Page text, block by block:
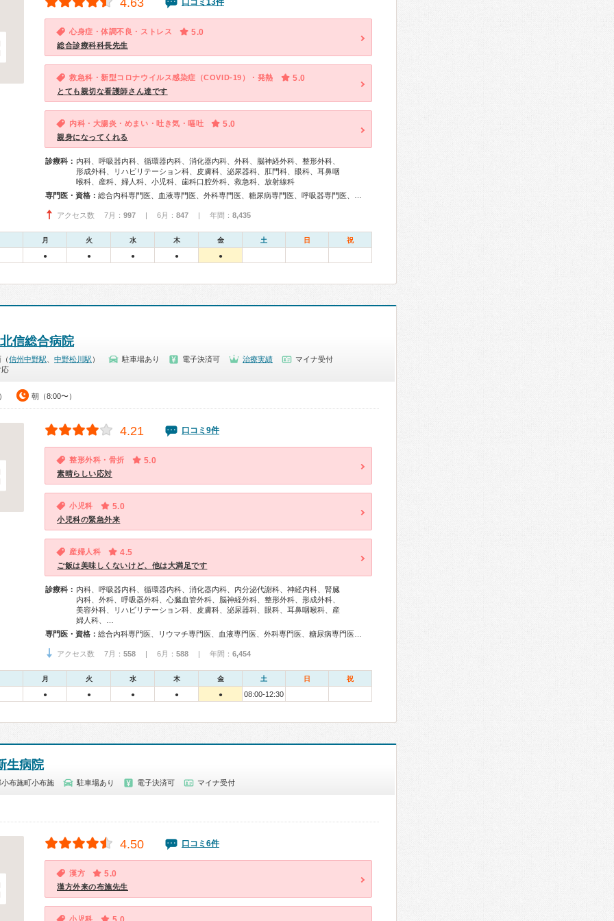
4.63 口コミ13件
心身症・体調不良・ストレス 5.0
総合診療科科長先生
救急科・新型コロナウイルス感染症（COVID-19）・発熱 5.0
とても親切な看護師さん達です
内科・大腸炎・めまい・吐き気・嘔吐 5.0
親身になってくれる
診療科： 内科、呼吸器内科、循環器内科、消化器内科、外科、脳神経外科、整形外科、
形成外科、リハビリテーション科、皮膚科、泌尿器科、肛門科、眼科、耳鼻咽
喉科、産科、婦人科、小児科、歯科口腔外科、救急科、放射線科
専門医・資格：
アクセス数 7月： 997 | 6月： 847 | 年間： 8,435
月 火 水 木 金 土 日 祝
● ● ● ● ●
北信総合病院
信州中野駅 中野松川駅 ） 駐車場あり 電子決済可 治療実績
マイナ受付
応
朝（8:00〜）
4.21 口コミ9件
整形外科・骨折 5.0
素晴らしい応対
小児科 5.0
小児科の緊急外来
産婦人科 4.5
ご飯は美味しくないけど、他は大満足です
診療科： 内科、呼吸器内科、循環器内科、消化器内科、内分泌代謝科、神経内科、腎臓
内科、外科、呼吸器外科、心臓血管外科、脳神経外科、整形外科、形成外科、
美容外科、リハビリテーション科、皮膚科、泌尿器科、眼科、耳鼻咽喉科、産
婦人科、…
専門医・資格：
アクセス数 7月： 558 | 6月： 588 | 年間： 6,454
月 火 水 木 金 土 日 祝
● ● ● ● ● 08:00-12:30
生病院
布施町小布施 駐車場あり 電子決済可 マイナ受付
4.50 口コミ6件
漢方 5.0
漢方外来の布施先生
小児科